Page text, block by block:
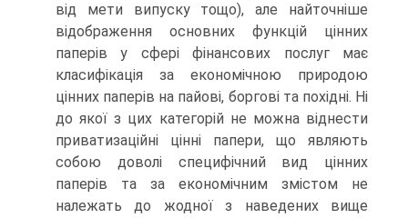
від мети випуску тощо), але найточніше
відображення основних функцій цін­них
паперів у сфері фінансових послуг має
класифікація за економічною при­родою
цінних паперів на пайові, боргові та похідні. Ні
до якої з цих категорій не можна віднести
приватизаційні цінні папери, що являють
собою доволі специ­фічний вид цінних
паперів та за економічним змістом не
належать до жодної з наведених вище